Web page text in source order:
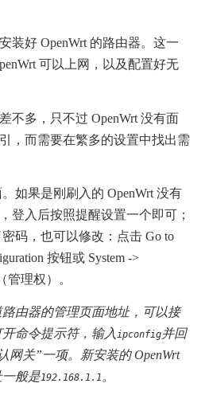
装好 OpenWrt 的路由器。这一
可以上网，以及配置好无
不多，只不过 OpenWrt 没有面
，而需要在繁多的设置中找出需
如果是刚刷入的 OpenWrt 没有
登入后按照提醒设置一个即可；
码，也可以修改：点击 Go to
按钮或 System ->
管理权）。
由器的管理页面地址，可以接
命令提示符，输入 ipconfig并回
网关”一项。新安装的 OpenWrt
一般是192.168.1.1 。